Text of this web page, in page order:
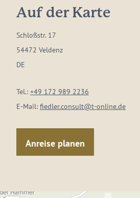
Auf der Karte
Schloßstr. 17
54472 Veldenz
DE
Tel.: +49 172 989 2236
E-Mail: fiedler.consult@t-online.de
Anreise planen